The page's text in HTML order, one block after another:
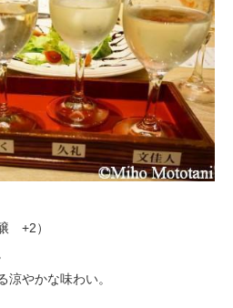
+2）
涼やかな味わい。